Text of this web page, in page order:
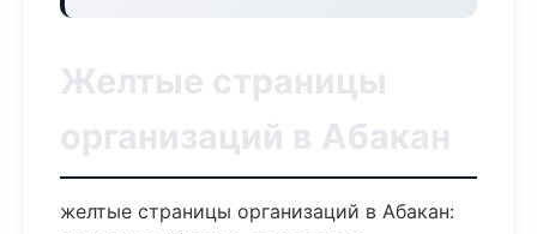
Желтые страницы
организаций в Абакан
желтые страницы организаций в Абакан: